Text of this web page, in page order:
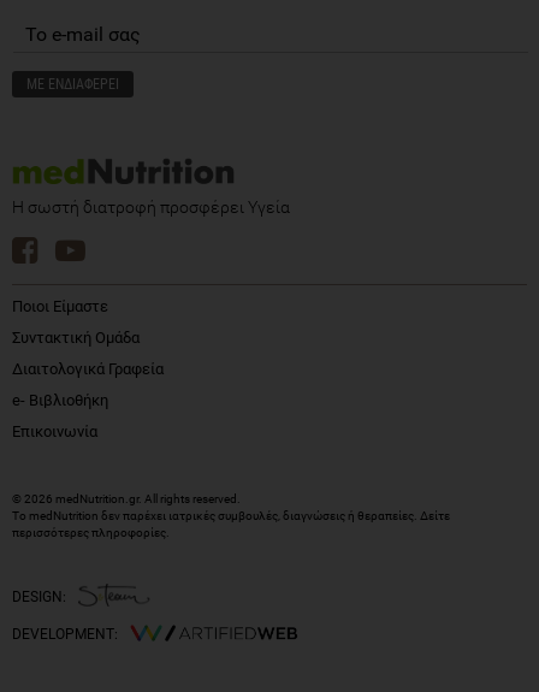
Η σωστή διατροφή προσφέρει Υγεία
Ποιοι Είμαστε
Συντακτική Ομάδα
Διαιτολογικά Γραφεία
e- Βιβλιοθήκη
Επικοινωνία
© 2026 medNutrition.gr. All rights reserved.
Το medNutrition δεν παρέχει ιατρικές συμβουλές, διαγνώσεις ή θεραπείες. Δείτε
περισσότερες πληροφορίες
DESIGN:
DEVELOPMENT: